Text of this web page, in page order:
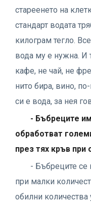
стареенето на
стандарт водата
килограм тегло.
вода му е нужна. И
кафе, не чай, не
нито бира, вино,
си е вода, за нея
- Бъбреците
обработват
през тях кръв при
- Бъбреците се
при малки
обилни количества